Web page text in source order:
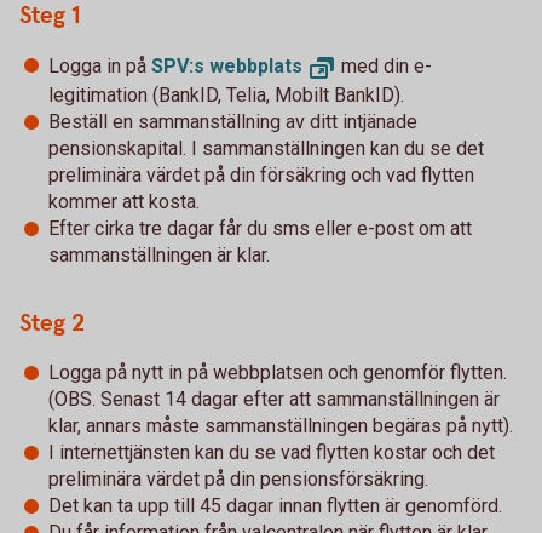
Steg 1
Logga in på SPV:s webbplats
med din e-
legitimation (BankID, Telia, Mobilt BankID).
Beställ en sammanställning av ditt intjänade
pensionskapital. I sammanställningen kan du se det
preliminära värdet på din försäkring och vad flytten
kommer att kosta.
Efter cirka tre dagar får du sms eller e-post om att
sammanställningen är klar.
Steg 2
Logga på nytt in på webbplatsen och genomför flytten.
(OBS. Senast 14 dagar efter att sammanställningen är
klar, annars måste sammanställningen begäras på nytt).
I internettjänsten kan du se vad flytten kostar och det
preliminära värdet på din pensionsförsäkring.
Det kan ta upp till 45 dagar innan flytten är genomförd.